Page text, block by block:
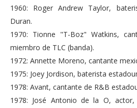
1960: Roger Andrew Taylor,
Duran.
1970: Tionne "T-Boz" Watkins,
miembro de TLC (banda).
1972: Annette Moreno, cantante
1975: Joey Jordison, baterista
1978: Avant, cantante de R&B
1978: José Antonio de la O,